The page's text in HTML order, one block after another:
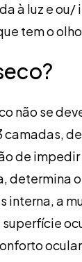
à luz e ou/
tem o
não se
de
determina
a
ocular